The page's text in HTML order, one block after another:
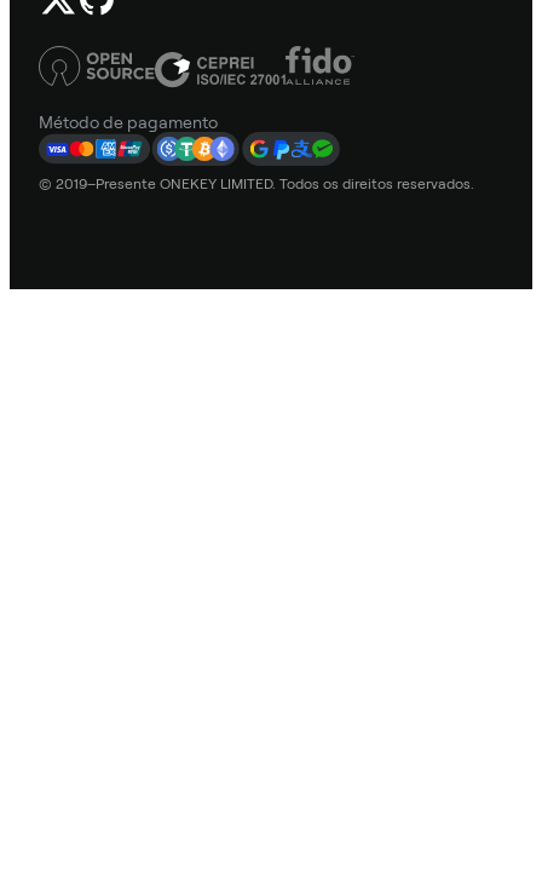
Método de pagamento
© 2019–Presente ONEKEY LIMITED. Todos os direitos reservados.